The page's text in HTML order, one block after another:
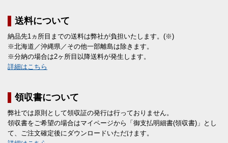
送料について
納品先1ヵ所目までの送料は弊社が負担いたします。(※)
※北海道／沖縄県／その他一部離島は除きます。
※分納の場合は2ヶ所目以降送料が発生します。
詳細はこちら
領収書について
弊社では原則として領収証の発行は行っておりません。
領収書をご希望の場合はマイページから「御支払明細書(領収書)」とし
て、ご注文確定後にダウンロードいただけます。